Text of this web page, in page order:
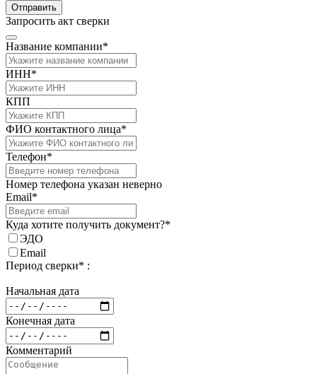
Отправить
Запросить акт сверки
Название компании*
ИНН*
КПП
ФИО контактного лица*
Телефон*
Номер телефона указан неверно
Email*
Куда хотите получить документ?*
ЭДО
Email
Период сверки* :
Начальная дата
Конечная дата
Комментарий